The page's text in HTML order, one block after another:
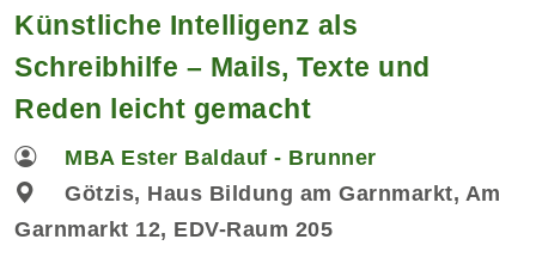
Künstliche Intelligenz als
Schreibhilfe – Mails, Texte und
Reden leicht gemacht
MBA Ester Baldauf - Brunner
Götzis, Haus Bildung am Garnmarkt, Am
Garnmarkt 12, EDV-Raum 205